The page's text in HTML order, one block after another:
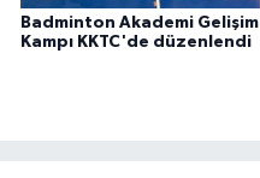
Badminton Akademi Gelişim
Kampı KKTC'de düzenlendi